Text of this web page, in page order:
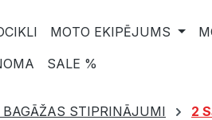
MOTO EKIPĒJUMS
SALE %
STIPRINĀJUMI 2